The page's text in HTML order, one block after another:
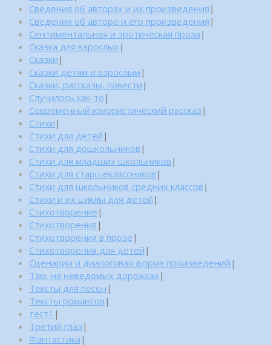
Сведения об авторах и их произведения |
Сведения об авторе и его произведения |
Сентиментальная и эротическая проза |
Сказка для взрослых |
Сказки |
Сказки детям и взрослым |
Сказки, рассказы, повести |
Случилось как-то |
Современный юмористический рассказ |
Стихи |
Стихи для детей |
Стихи для дошкольников |
Стихи для младших школьников |
Стихи для старшеклассников |
Стихи для школьников средних классов |
Стихи и их циклы для детей |
Стихотворение |
Стихотворения |
Стихотворения в прозе |
Стихотворения для детей |
Сценарии и диалоговая форма произведений |
Там, на неведомых дорожках |
Тексты для песен |
Тексты романсов |
тест1 |
Третий глаз |
Фантастика |